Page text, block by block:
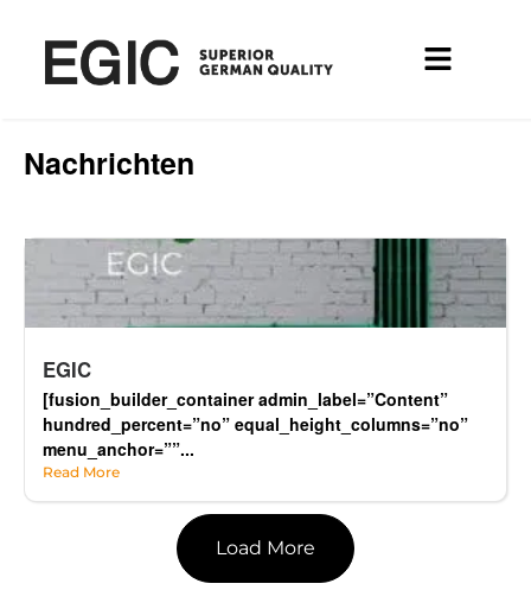
Nachrichten
EGIC
[fusion_builder_container admin_label=”Content”
hundred_percent=”no” equal_height_columns=”no”
menu_anchor=””...
Read More
Load More